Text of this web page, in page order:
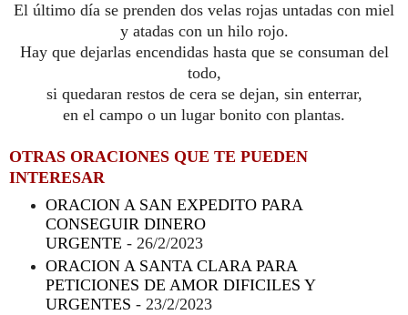
El último día se prenden dos velas rojas untadas con miel
y atadas con un hilo rojo.
Hay que dejarlas encendidas hasta que se consuman del
todo,
si quedaran restos de cera se dejan, sin enterrar,
en el campo o un lugar bonito con plantas.
OTRAS ORACIONES QUE TE PUEDEN
INTERESAR
ORACION A SAN EXPEDITO PARA
CONSEGUIR DINERO
URGENTE - 26/2/2023
ORACION A SANTA CLARA PARA
PETICIONES DE AMOR DIFICILES Y
URGENTES - 23/2/2023